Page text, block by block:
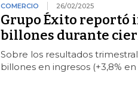
COMERCIO 26/02/2025
Grupo Éxito reportó
billones durante
Sobre los resultados
billones en ingresos (+3,8%